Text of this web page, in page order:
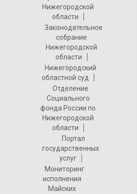
Нижегородской
области
Законодательное
собрание
Нижегородской
области
Нижегородский
областной суд
Отделение
Социального
фонда России по
Нижегородской
области
Портал
государственных
услуг
Мониторинг
исполнения
Майских